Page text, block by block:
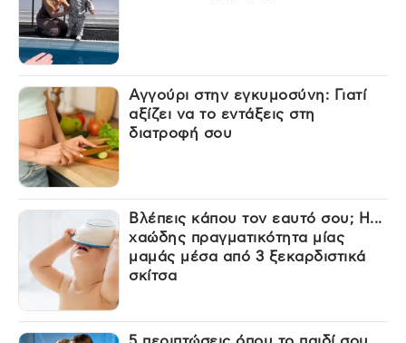
Αγγούρι στην εγκυμοσύνη: Γιατί
αξίζει να το εντάξεις στη
διατροφή σου
Βλέπεις κάπου τον εαυτό σου; Η...
χαώδης πραγματικότητα μίας
μαμάς μέσα από 3 ξεκαρδιστικά
σκίτσα